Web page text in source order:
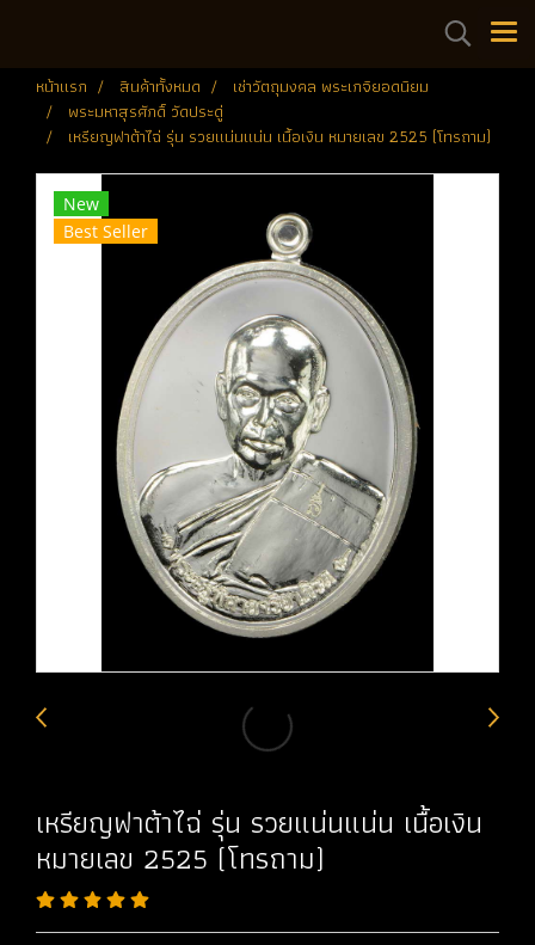
หน้าแรก สินค้าทั้งหมด
เช่าวัตถุมงคล พระเกจิยอดนิยม
พระมหาสุรศักดิ์ วัดประดู่
เหรียญฟาต้าไฉ่ รุ่น รวยแน่นแน่น เนื้อเงิน หมายเลข 2525 (โทรถาม)
New
Best Seller
เหรียญฟาต้าไฉ่ รุ่น รวยแน่นแน่น เนื้อเงิน
หมายเลข 2525 (โทรถาม)